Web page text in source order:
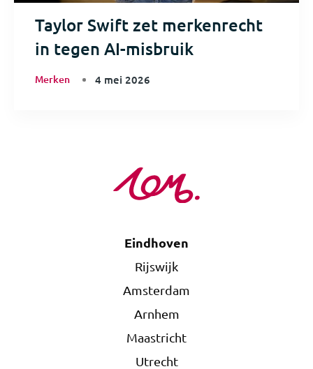
Taylor Swift zet merkenrecht
in tegen AI-misbruik
Merken 4 mei 2026
Eindhoven
Rijswijk
Amsterdam
Arnhem
Maastricht
Utrecht